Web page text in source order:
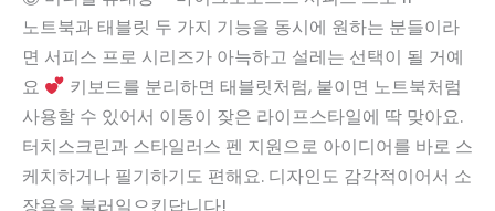
노트북과 태블릿 두 가지 기능을 동시에 원하는 분들이라
면 서피스 프로 시리즈가 아늑하고 설레는 선택이 될 거예
요
키보드를 분리하면 태블릿처럼, 붙이면 노트북처럼
사용할 수 있어서 이동이 잦은 라이프스타일에 딱 맞아요.
터치스크린과 스타일러스 펜 지원으로 아이디어를 바로 스
케치하거나 필기하기도 편해요. 디자인도 감각적이어서 소